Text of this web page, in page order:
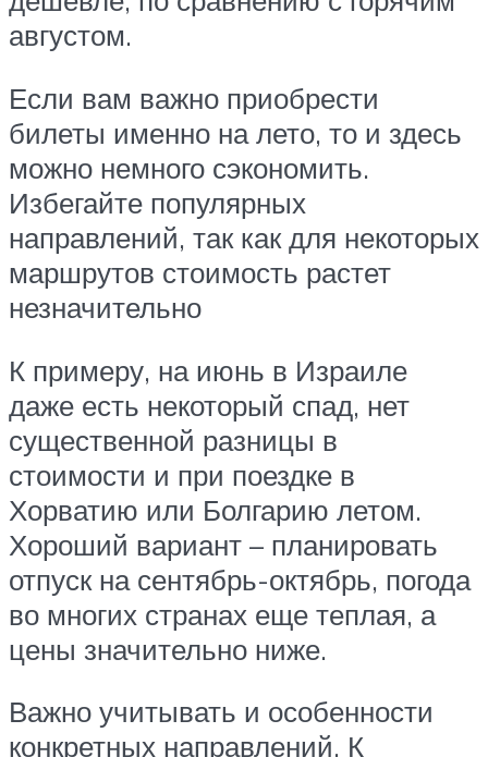
августом.
Если вам важно приобрести
билеты именно на лето, то и здесь
можно немного сэкономить.
Избегайте популярных
направлений, так как для некоторых
маршрутов стоимость растет
незначительно
К примеру, на июнь в Израиле
даже есть некоторый спад, нет
существенной разницы в
стоимости и при поездке в
Хорватию или Болгарию летом.
Хороший вариант – планировать
отпуск на сентябрь-октябрь, погода
во многих странах еще теплая, а
цены значительно ниже.
Важно учитывать и особенности
конкретных направлений. К